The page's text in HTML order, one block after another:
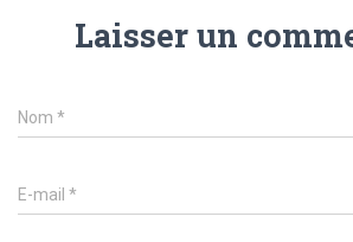
Laisser un
Nom *
E-mail *